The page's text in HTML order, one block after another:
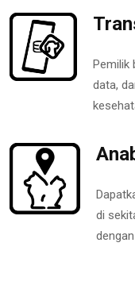
Pemilik
data,
di